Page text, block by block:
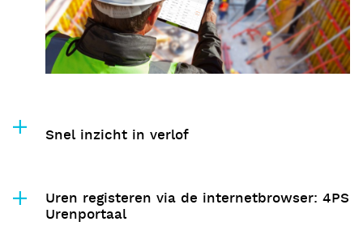
Snel inzicht in verlof
Uren registeren via de internetbrowser: 4PS
Urenportaal